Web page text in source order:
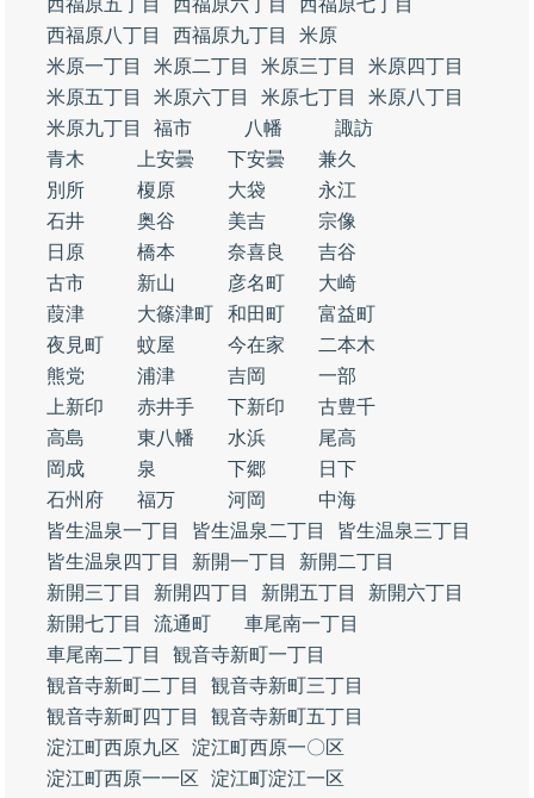
西福原五丁目
西福原六丁目
西福原七丁目
西福原八丁目
西福原九丁目
米原
米原一丁目
米原二丁目 米原三丁目
米原四丁目
米原五丁目
米原六丁目 米原七丁目
米原八丁目
米原九丁目
福市 八幡
諏訪
青木
上安曇 下安曇
兼久
別所
榎原 大袋
永江
石井
奥谷 美吉
宗像
日原
橋本 奈喜良
吉谷
古市
新山 彦名町
大崎
葭津
大篠津町 和田町
富益町
夜見町
蚊屋 今在家
二本木
熊党
浦津 吉岡
一部
上新印
赤井手 下新印
古豊千
高島
東八幡 水浜
尾高
岡成
泉 下郷
日下
石州府
福万 河岡
中海
皆生温泉一丁目
皆生温泉二丁目
皆生温泉三丁目
皆生温泉四丁目
新開一丁目
新開二丁目
新開三丁目
新開四丁目 新開五丁目
新開六丁目
新開七丁目
流通町
車尾南一丁目
車尾南二丁目
観音寺新町一丁目
観音寺新町二丁目
観音寺新町三丁目
観音寺新町四丁目
観音寺新町五丁目
淀江町西原九区
淀江町西原一〇区
淀江町西原一一区
淀江町淀江一区